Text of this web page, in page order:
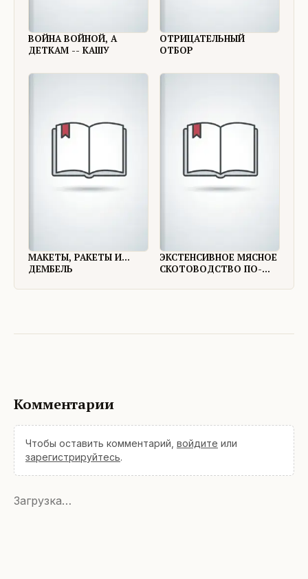
ВОЙНА ВОЙНОЙ, А
ДЕТКАМ -- КАШУ
ОТРИЦАТЕЛЬНЫЙ
ОТБОР
МАКЕТЫ, РАКЕТЫ И...
ДЕМБЕЛЬ
ЭКСТЕНСИВНОЕ МЯСНОЕ
СКОТОВОДСТВО ПО-
Комментарии
Чтобы оставить комментарий, войдите или
зарегистрируйтесь.
Загрузка…